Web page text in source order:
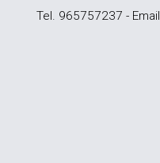
Tel. 965757237 -